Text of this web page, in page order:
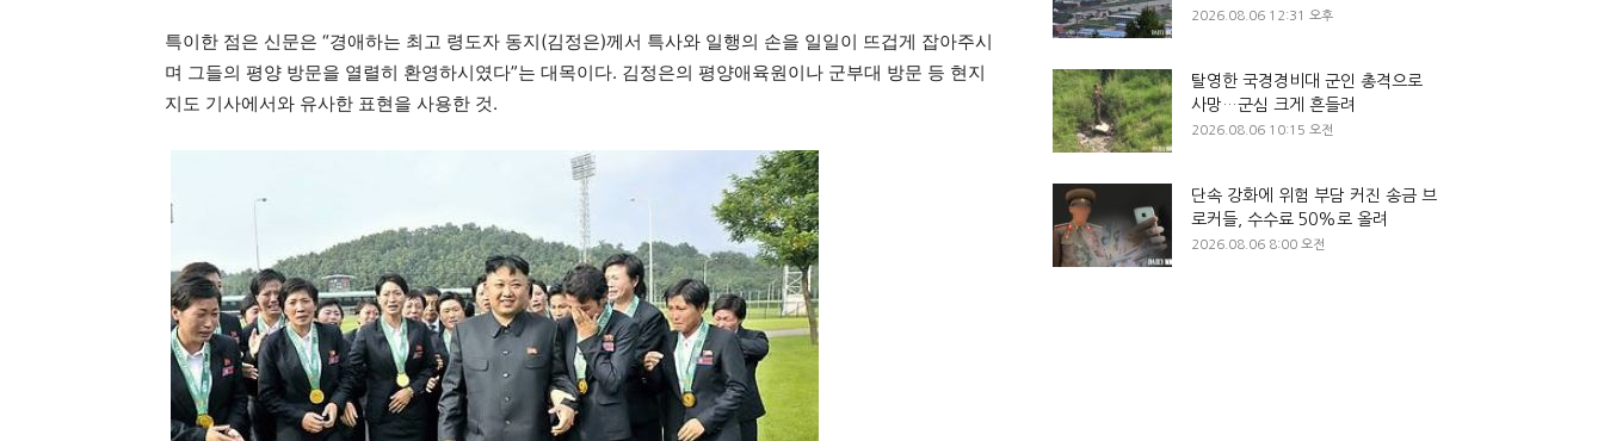
특이한 점은 신문은 “경애하는 최고 령도자 동지(김정은)께서 특사와 일행의 손을 일일이 뜨겁게 잡아주시
며 그들의 평양 방문을 열렬히 환영하시였다”는 대목이다. 김정은의 평양애육원이나 군부대 방문 등 현지
지도 기사에서와 유사한 표현을 사용한 것.
2026.08.06 12:31 오후
탈영한 국경경비대 군인 총격으로
사망…군심 크게 흔들려
2026.08.06 10:15 오전
단속 강화에 위험 부담 커진 송금 브
로커들, 수수료 50%로 올려
2026.08.06 8:00 오전